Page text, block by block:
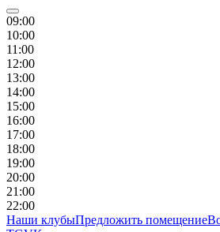
09:00
10:00
11 :00
12:00
13:00
14:00
15:00
16:00
17:00
18:00
19:00
20:00
21 :00
22:00
Наши клубыПредложить помещение